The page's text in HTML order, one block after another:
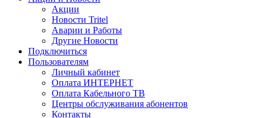
Акции
Новости Tritel
Аварии и Работы
Другие Новости
Подключиться
Пользователям
Личный кабинет
Оплата ИНТЕРНЕТ
Оплата Кабельного ТВ
Центры обслуживания абонентов
Контакты